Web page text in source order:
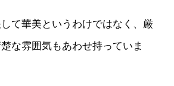
て華美というわけではなく、厳
な雰囲気もあわせ持っていま